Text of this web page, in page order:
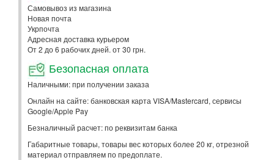
Самовывоз из магазина
Новая почта
Укрпочта
Адресная доставка курьером
От 2 до 6 рабочих дней. от 30 грн.
Безопасная оплата
Наличными: при получении заказа
Онлайн на сайте: банковская карта VISA/Mastercard, сервисы
Google/Apple Pay
Безналичный расчет: по реквизитам банка
Габаритные товары, товары вес которых более 20 кг, отрезной
материал отправляем по предоплате.